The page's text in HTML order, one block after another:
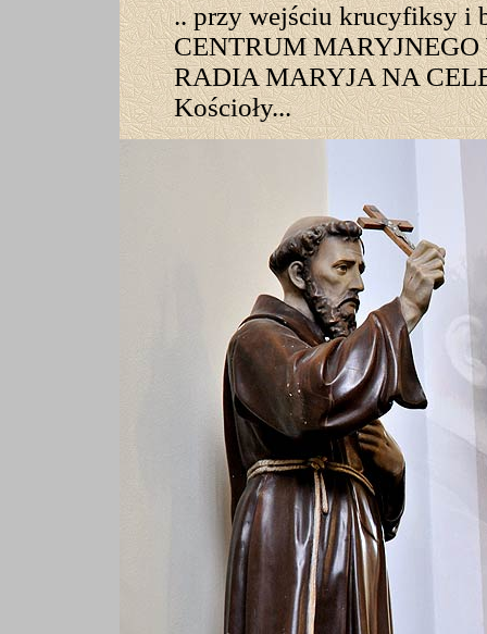
.. przy wejściu krucyfiksy i
CENTRUM
RADIA MARYJA NA
Kościoły...